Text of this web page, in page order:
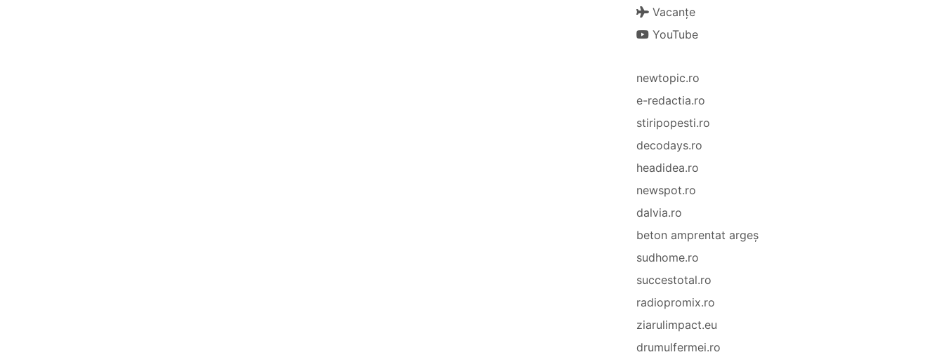
Vacanțe
YouTube
newtopic.ro
e-redactia.ro
stiripopesti.ro
decodays.ro
headidea.ro
newspot.ro
dalvia.ro
beton amprentat argeș
sudhome.ro
succestotal.ro
radiopromix.ro
ziarulimpact.eu
drumulfermei.ro